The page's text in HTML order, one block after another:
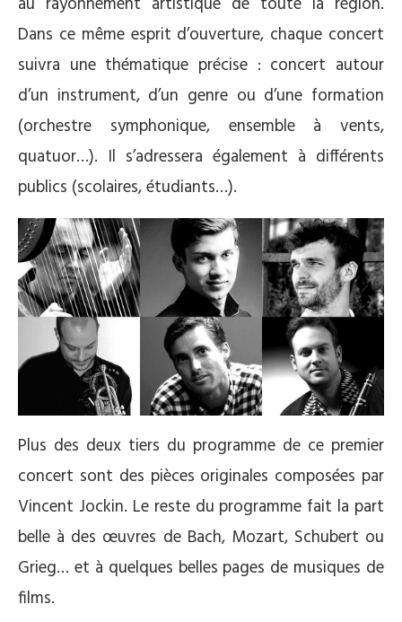
Dans ce même esprit d’ouverture, chaque concert
suivra une thématique précise : concert autour
d’un instrument, d’un genre ou d’une formation
(orchestre symphonique, ensemble à vents,
quatuor…). Il s’adressera également à différents
publics (scolaires, étudiants…).
Plus des deux tiers du programme de ce premier
concert sont des pièces originales composées par
Vincent Jockin. Le reste du programme fait la part
belle à des œuvres de Bach, Mozart, Schubert ou
Grieg… et à quelques belles pages de musiques de
films.